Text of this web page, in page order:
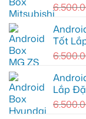
xem
YouTube
dẫn
đường
Tốt
Lắp